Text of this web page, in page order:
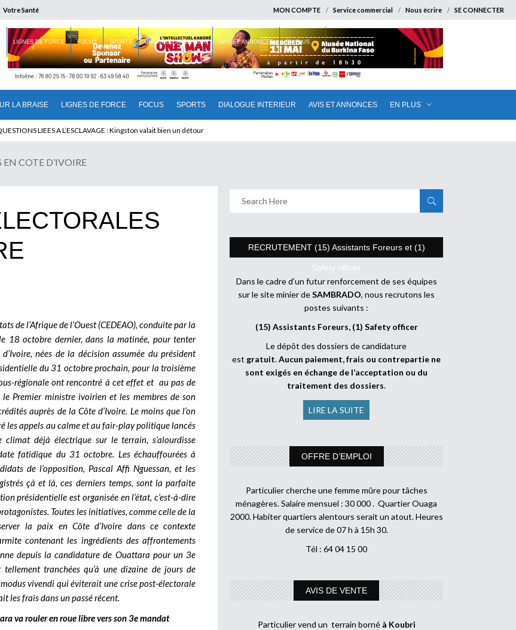
Votre Santé MON COMPTE Service commercial Nous écrire SE CONNECTER
LA BRAISE LIGNES DE FORCE FOCUS SPORTS DIALOGUE INTERIEUR AVIS ET ANNONCES EN PLUS
LIGNES DE FORCE FOCUS SPORTS DIALOGUE INTERIEUR AVIS ET ANNONCES EN PLUS
: Qui pilote le Cameroun ?
EN COTE D’IVOIRE
de l’Afrique de l’Ouest (CEDEAO), conduite par la
18 octobre dernier, dans la matinée, pour tenter
nées de la décision assumée du président
du 31 octobre prochain, pour la troisième
régionale ont rencontré à cet effet et au pas de
Premier ministre ivoirien et les membres de son
auprès de la Côte d’Ivoire. Le moins que l’on
les appels au calme et au fair-play politique lancés
déjà électrique sur le terrain, s’alourdisse
fatidique du 31 octobre. Les échauffourées à
de l’opposition, Pascal Affi Nguessan, et les
çà et là, ces derniers temps, sont la parfaite
présidentielle est organisée en l’état, c’est-à-dire
Toutes les initiatives, comme celle de la
la paix en Côte d’Ivoire dans ce contexte
contenant les ingrédients des affrontements
depuis la candidature de Ouattara pour un 3e
tranchées qu’à une dizaine de jours de
vivendi qui éviterait une crise post-électorale
les frais dans un passé récent.
va rouler en roue libre vers son 3e mandat
RECRUTEMENT (15) Assistants Foreurs et (1)
Safety officer
Dans le cadre d’un futur renforcement de ses équipes
sur le site minier deSAMBRADO, nous recrutons les
postes suivants :
(15) Assistants Foreurs, (1) Safety officer
Le dépôt des dossiers de candidature
est gratuit.Aucun paiement, frais ou contrepartie ne
sont exigés en échange de l’acceptation ou du
traitement des dossiers.
LIRE LA SUITE
OFFRE D’EMPLOI
Particulier cherche une femme mûre pour tâches
ménagères. Salaire mensuel : 30 000 . Quartier Ouaga
2000. Habiter quartiers alentours serait un atout. Heures
de service de 07 h à 15h 30.
Tél : 64 04 15 00
AVIS DE VENTE
Particulier vend un terrain borné à Koubri